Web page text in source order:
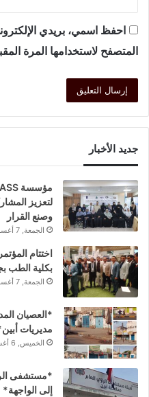
احفظ اسمي، بريدي
المتصفح لاستخدامها المرة
جديد الأخبار
لتعزيز
وصنع القرار
الجمعة, 7 أغسطس 2026 - 6:16 م
اختتام
بكلية الطب
الجمعة, 7 أغسطس 2026 - 6:13 م
*العصيان
مديريات
الخميس, 6 أغسطس 2026 - 11:34 م
*مستشفى
إلى الواجهة*